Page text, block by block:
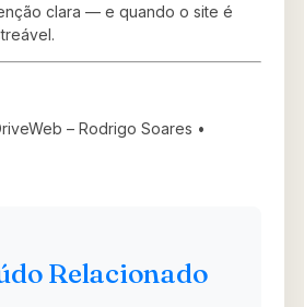
clara — e quando o site é
– Rodrigo Soares •
Relacionado